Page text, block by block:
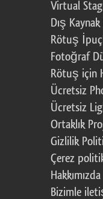
Virtual
Dış
Rötuş
Fotoğraf
Rötuş için
Ücretsiz
Ücretsiz
Ortaklık
Gizlilik
Çerez
Hakkımızda
Bizimle